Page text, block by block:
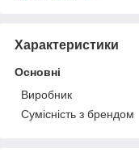
Характеристики
Основні
Виробник
Сумісність з брендом